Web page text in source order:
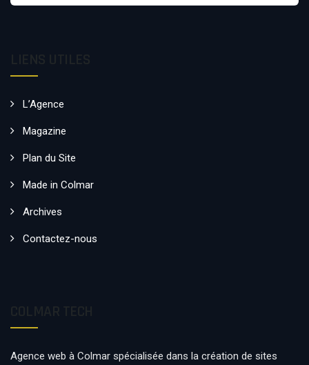
L’Agence
Magazine
Plan du Site
Made in Colmar
Archives
Contactez-nous
Agence web à Colmar spécialisée dans la création de sites